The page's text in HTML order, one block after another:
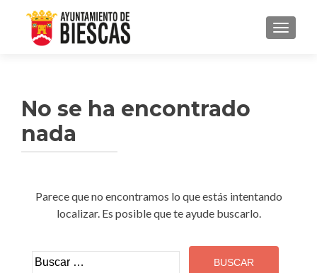
No se ha encontrado
nada
Parece que no encontramos lo que estás intentando
localizar. Es posible que te ayude buscarlo.
Buscar: